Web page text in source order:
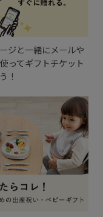
ジと一緒にメールや
ってギフトチケット
！